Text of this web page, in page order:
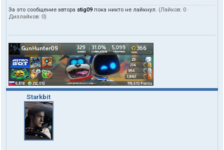
За это сообщение автора stig09 пока никто не лайкнул. (Лайков: 0 ·
Дизлайков: 0)
Starkbit